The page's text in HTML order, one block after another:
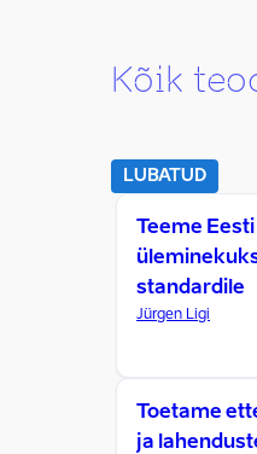
Kõik
LUBATUD
Teeme
standardile
Jürgen Ligi
Toetame
ja